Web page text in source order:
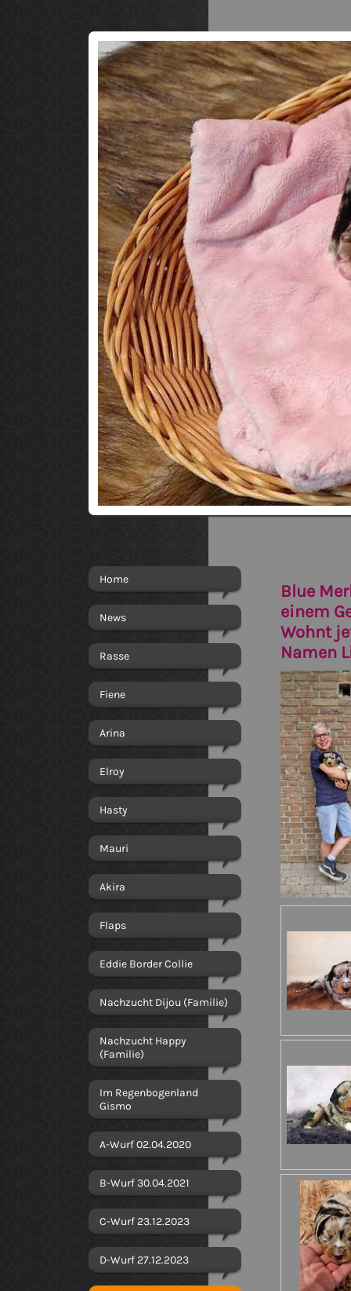
Home
News
Rasse
Fiene
Arina
Elroy
Hasty
Mauri
Akira
Flaps
Eddie Border Collie
Nachzucht Dijou (Familie)
Nachzucht Happy
(Familie)
Im Regenbogenland
Gismo
A-Wurf 02.04.2020
B-Wurf 30.04.2021
C-Wurf 23.12.2023
D-Wurf 27.12.2023
Blue
einem
Wohnt
Namen